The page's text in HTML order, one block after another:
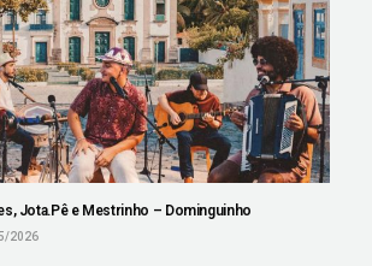
Jota.Pê e Mestrinho – Dominguinho
2026